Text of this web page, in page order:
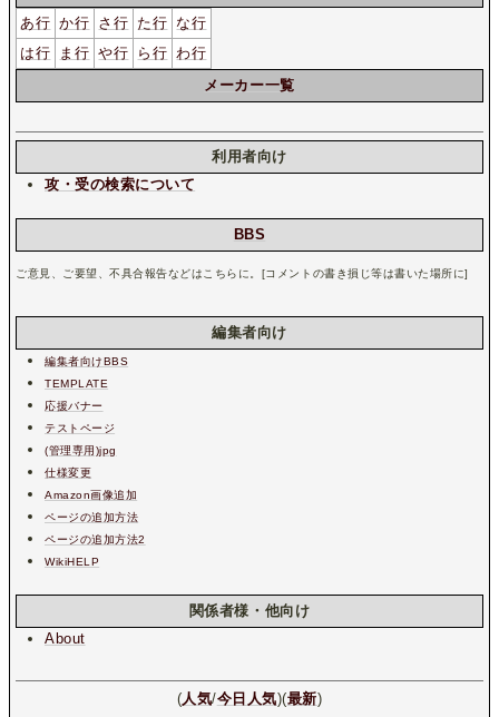
あ行 か行 さ行 た行 な行
は行
ま行 や行 ら行 わ行
メーカー一覧
利用者向け
攻・受の検索について
BBS
ご意見、ご要望、不具合報告などはこちらに。[コメントの書き損じ等は書いた場所に]
編集者向け
編集者向けBBS
TEMPLATE
応援バナー
テストページ
(管理専用)jpg
仕様変更
Amazon画像追加
ページの追加方法
ページの追加方法2
WikiHELP
関係者様・他向け
About
(人気/今日人気)(最新)